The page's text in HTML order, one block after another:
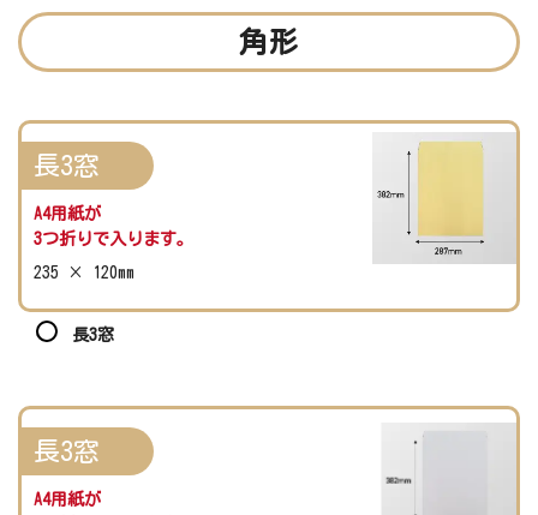
角形
長3窓
A4用紙が
3つ折りで入ります。
235 × 120mm
長3窓
長3窓
A4用紙が